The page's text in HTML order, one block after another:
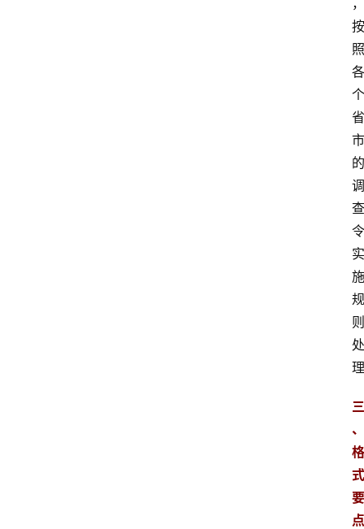
，
按
照
各
个
省
市
的
调
查
令
实
施
规
则
处
理
三
、
格
式
要
点